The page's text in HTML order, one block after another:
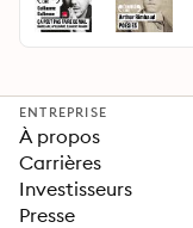
ENTREPRISE
À propos
Carrières
Investisseurs
Presse